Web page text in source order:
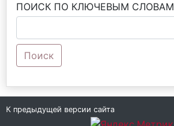
ПОИСК ПО КЛЮЧЕВЫМ СЛОВАМ
Поиск
К предыдущей версии сайта